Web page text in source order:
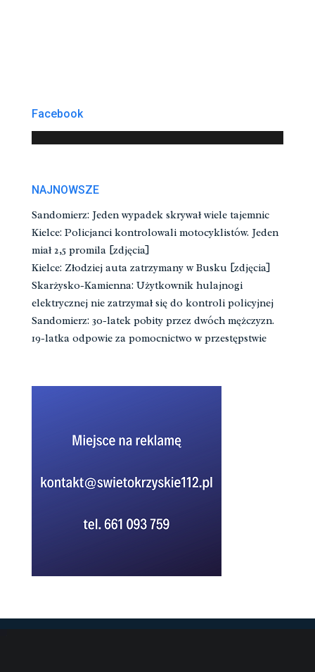
Facebook
NAJNOWSZE
Sandomierz: Jeden wypadek skrywał wiele tajemnic
Kielce: Policjanci kontrolowali motocyklistów. Jeden
miał 2,5 promila [zdjęcia]
Kielce: Złodziej auta zatrzymany w Busku [zdjęcia]
Skarżysko-Kamienna: Użytkownik hulajnogi
elektrycznej nie zatrzymał się do kontroli policyjnej
Sandomierz: 30-latek pobity przez dwóch mężczyzn.
19-latka odpowie za pomocnictwo w przestępstwie